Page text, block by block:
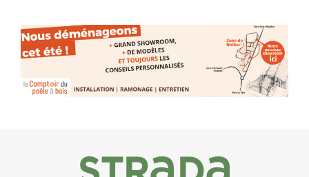
(de peau).entre.sarcasme et
facétie.
Programmée en off du festival
installation temporaire vous